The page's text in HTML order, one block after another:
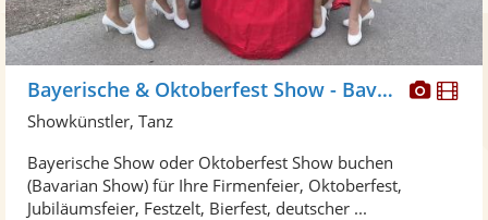
Bayerische & Oktoberfest Show - Bavariaa
Showkünstler, Tanz
Bayerische Show oder Oktoberfest Show buchen
(Bavarian Show) für Ihre Firmenfeier, Oktoberfest,
Jubiläumsfeier, Festzelt, Bierfest, deutscher ...